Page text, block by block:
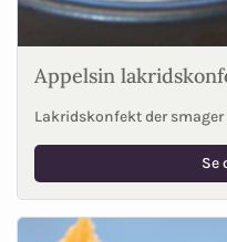
Appelsin
Lakridskonfekt der
Se